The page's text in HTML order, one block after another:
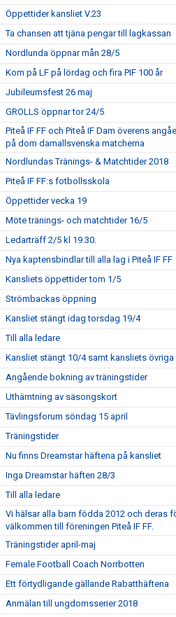
Öppettider kansliet V.23
Ta chansen att tjäna pengar till lagkassan
Nordlunda öppnar mån 28/5
Kom på LF på lördag och fira PIF 100 år
Jubileumsfest 26 maj
GROLLS öppnar tor 24/5
Piteå IF FF och Piteå IF Dam överens
på dom damallsvenska matcherna
Nordlundas Tränings- & Matchtider 2018
Piteå IF FF:s fotbollsskola
Öppettider vecka 19
Möte tränings- och matchtider 16/5
Ledarträff 2/5 kl 19.30.
Nya kaptensbindlar till alla lag i Piteå IF FF
Kansliets öppettider tom 1/5
Strömbackas öppning
Kansliet stängt idag torsdag 19/4
Till alla ledare
Kansliet stängt 10/4 samt kansliets
Angående bokning av träningstider
Uthämtning av säsongskort
Tävlingsforum söndag 15 april
Träningstider
Nu finns Dreamstar häftena på kansliet
Inga Dreamstar häften 28/3
Till alla ledare
Vi hälsar alla barn födda 2012 och deras
välkommen till föreningen Piteå IF FF.
Träningstider april-maj
Female Football Coach Norrbotten
Ett förtydligande gällande Rabatthäftena
Anmälan till ungdomsserier 2018